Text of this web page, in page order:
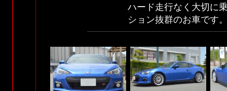
ハード走行なく大切に
ション抜群のお車です